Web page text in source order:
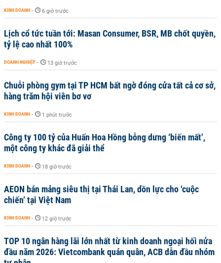
KINH DOANH - 6 giờ trước
Lịch cổ tức tuần tới: Masan Consumer, BSR, MB chốt quyền,
tỷ lệ cao nhất 100%
DOANH NGHIỆP - 13 giờ trước
Chuỗi phòng gym tại TP HCM bất ngờ đóng cửa tất cả cơ sở,
hàng trăm hội viên bơ vơ
KINH DOANH - 1 phút trước
Công ty 100 tỷ của Huấn Hoa Hồng bỗng dưng ‘biến mất’,
một công ty khác đã giải thể
KINH DOANH - 18 giờ trước
AEON bán mảng siêu thị tại Thái Lan, dồn lực cho ‘cuộc
chiến’ tại Việt Nam
KINH DOANH - 12 giờ trước
TOP 10 ngân hàng lãi lớn nhất từ kinh doanh ngoại hối nửa
đầu năm 2026: Vietcombank quán quân, ACB dẫn đầu nhóm